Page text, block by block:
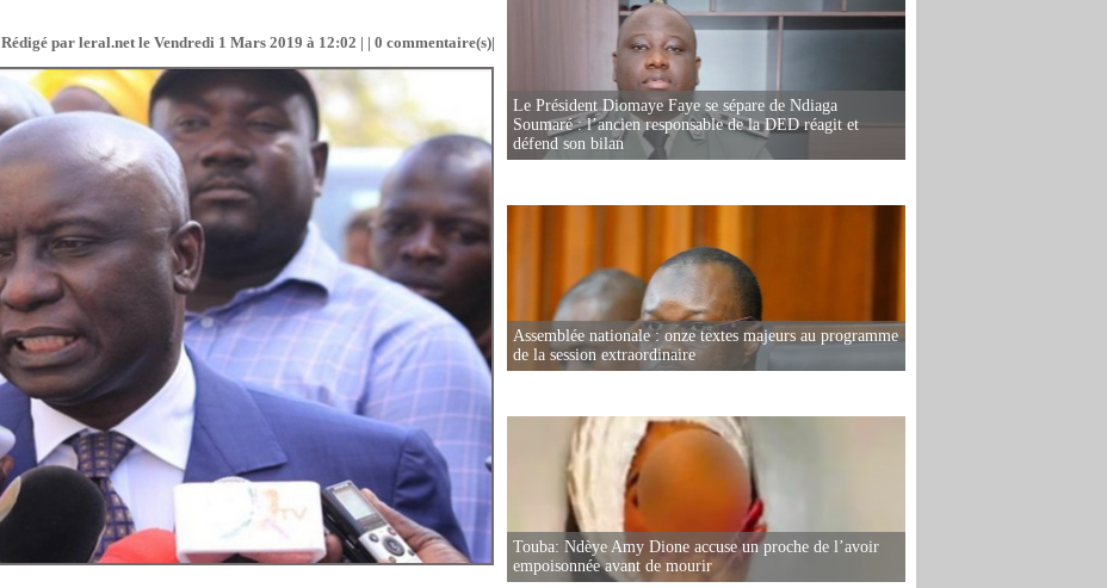
Rédigé par leral.net le Vendredi 1 Mars 2019 à 12:02 | | 0 commentaire(s)|
Le Président Diomaye Faye se sépare de Ndiaga
Soumaré : l’ancien responsable de la DED réagit et
défend son bilan
Assemblée nationale : onze textes majeurs au programme
de la session extraordinaire
Touba: Ndèye Amy Dione accuse un proche de l’avoir
empoisonnée avant de mourir